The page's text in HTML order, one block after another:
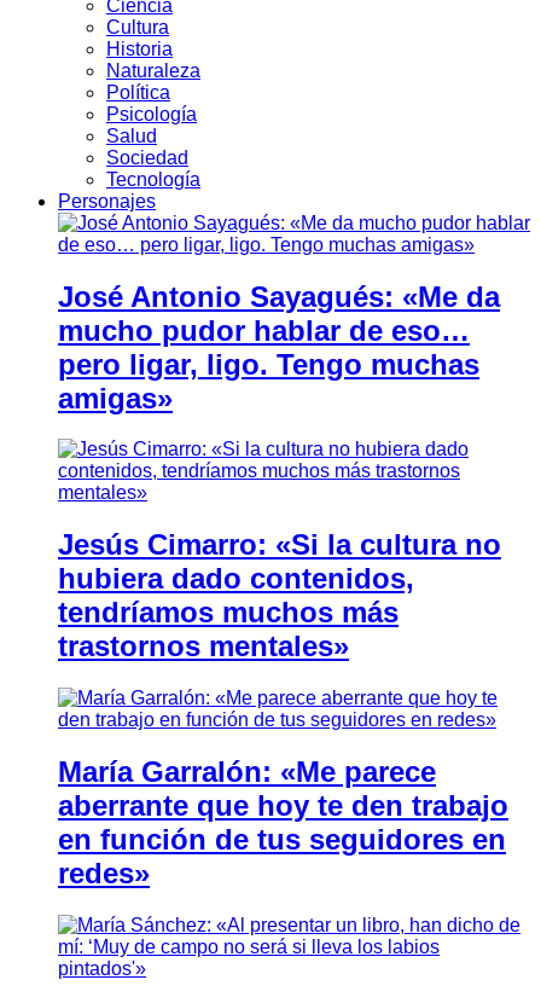
Ciencia
Cultura
Historia
Naturaleza
Política
Psicología
Salud
Sociedad
Tecnología
Personajes
José Antonio Sayagués: «Me da
mucho pudor hablar de eso…
pero ligar, ligo. Tengo muchas
amigas»
Jesús Cimarro: «Si la cultura no
hubiera dado contenidos,
tendríamos muchos más
trastornos mentales»
María Garralón: «Me parece
aberrante que hoy te den trabajo
en función de tus seguidores en
redes»